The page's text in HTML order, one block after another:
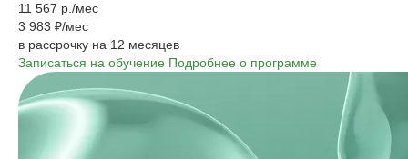
11 567 р./мес
3 983 ₽/мес
в рассрочку на 12 месяцев
Записаться на обучение Подробнее о программе